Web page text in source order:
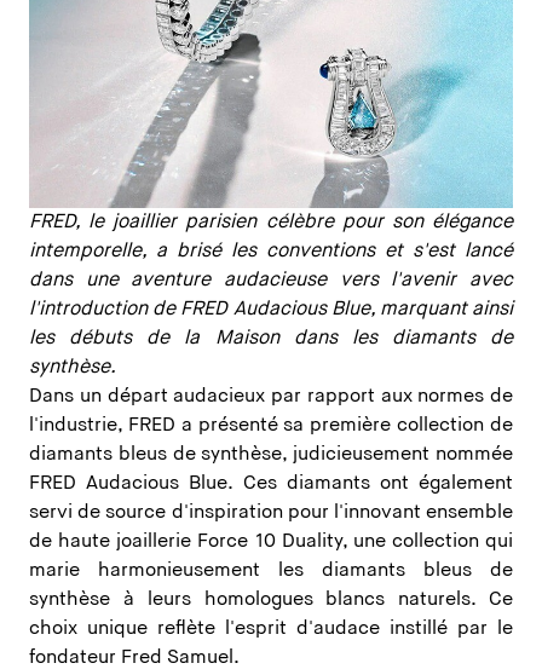
FRED, le joaillier parisien célèbre pour son élégance
intemporelle, a brisé les conventions et s'est lancé
dans une aventure audacieuse vers l'avenir avec
l'introduction de FRED Audacious Blue, marquant ainsi
les débuts de la Maison dans les diamants de
synthèse.
Dans un départ audacieux par rapport aux normes de
l'industrie, FRED a présenté sa première collection de
diamants bleus de synthèse, judicieusement nommée
FRED Audacious Blue. Ces diamants ont également
servi de source d'inspiration pour l'innovant ensemble
de haute joaillerie Force 10 Duality, une collection qui
marie harmonieusement les diamants bleus de
synthèse à leurs homologues blancs naturels. Ce
choix unique reflète l'esprit d'audace instillé par le
fondateur Fred Samuel.